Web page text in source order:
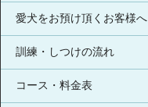
愛犬をお預け頂くお客様へ
訓練・しつけの流れ
コース・料金表